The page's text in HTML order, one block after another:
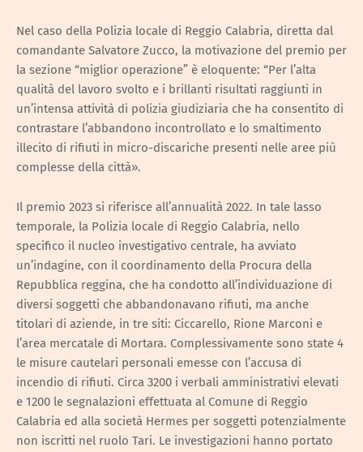
Nel caso della Polizia locale di Reggio Calabria, diretta dal
comandante Salvatore Zucco, la motivazione del premio per
la sezione “miglior operazione” è eloquente: “Per l’alta
qualità del lavoro svolto e i brillanti risultati raggiunti in
un’intensa attività di polizia giudiziaria che ha consentito di
contrastare l’abbandono incontrollato e lo smaltimento
illecito di rifiuti in micro-discariche presenti nelle aree più
complesse della città».
Il premio 2023 si riferisce all’annualità 2022. In tale lasso
temporale, la Polizia locale di Reggio Calabria, nello
specifico il nucleo investigativo centrale, ha avviato
un’indagine, con il coordinamento della Procura della
Repubblica reggina, che ha condotto all’individuazione di
diversi soggetti che abbandonavano rifiuti, ma anche
titolari di aziende, in tre siti: Ciccarello, Rione Marconi e
l’area mercatale di Mortara. Complessivamente sono state 4
le misure cautelari personali emesse con l’accusa di
incendio di rifiuti. Circa 3200 i verbali amministrativi elevati
e 1200 le segnalazioni effettuata al Comune di Reggio
Calabria ed alla società Hermes per soggetti potenzialmente
non iscritti nel ruolo Tari. Le investigazioni hanno portato